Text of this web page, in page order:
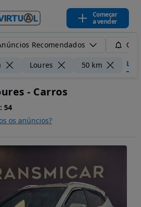
Começar
a vender
Recomendados
Loures 50 km
- Carros
54
os anúncios?